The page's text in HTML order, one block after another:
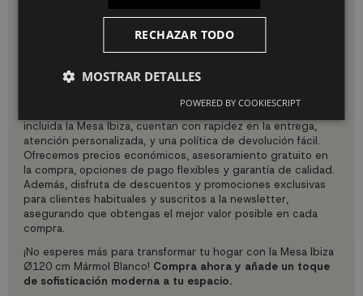
La mesa es fácil de mantener, requiriendo solo un paño seco
patas metálicas, manteniéndola como nueva con poco
Por qué elegir nuestro producto
En UKUKHOME.com, nos comprometemos a ofrecerte una
incluida la Mesa Ibiza, cuentan con rapidez en la entrega,
atención personalizada, y una política de devolución fácil.
Ofrecemos precios económicos, asesoramiento gratuito en
la compra, opciones de pago flexibles y garantía de calidad.
Además, disfruta de descuentos y promociones exclusivas
para clientes habituales y suscritos a la newsletter,
asegurando que obtengas el mejor valor posible en cada
compra.
¡No esperes más para transformar tu hogar con la Mesa Ibiza
Ø120 cm Mármol Blanco! Compra ahora y añade un toque
de sofisticación moderna a tu espacio.
RECHAZAR TODO
MOSTRAR DETALLES
POWERED BY COOKIESCRIPT